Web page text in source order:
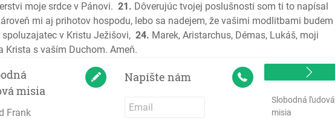
Jeremiáš
Plač Jeremiášov
Ezechiel
Ozeáš
moje srdce v Pánovi. 21. Dôverujúc tvojej poslušnosti som ti to napísal
mi aj prihotov hospodu, lebo sa nadejem, že vašimi modlitbami budem
v Kristu Ježišovi, 24. Marek, Aristarchus, Démas, Lukáš, moji
Krista s vaším Duchom. Ameň.
misia
Frank
Napíšte nám Kontakt
Slobodná ľudová
misia